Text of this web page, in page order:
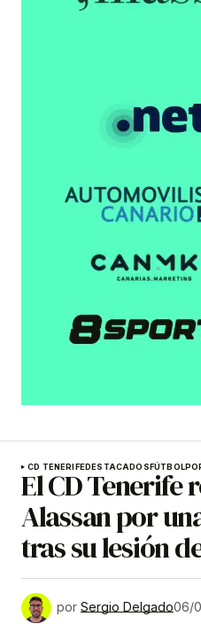
CD TENERIFEDESTACADOSFÚTBOL
El CD Tenerife
Alassan por
tras su lesión
por Sergio Delgado06/